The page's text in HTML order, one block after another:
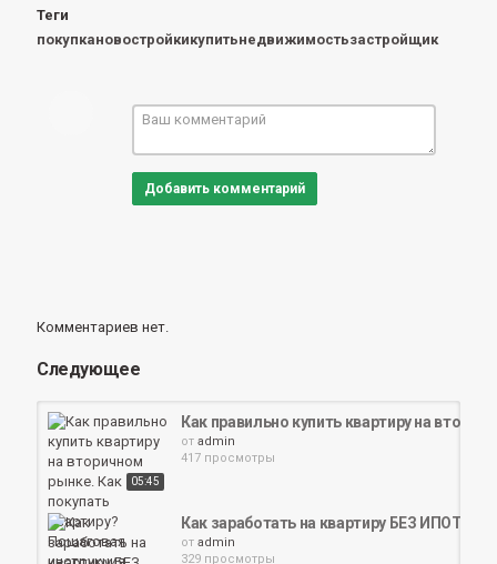
Теги
покупкановостройкикупитьнедвижимостьзастройщик
Добавить комментарий
Комментариев нет.
Следующее
05:45
Как правильно купить квартиру на
от admin
417 просмотры
Как заработать на квартиру БЕЗ
от admin
329 просмотры